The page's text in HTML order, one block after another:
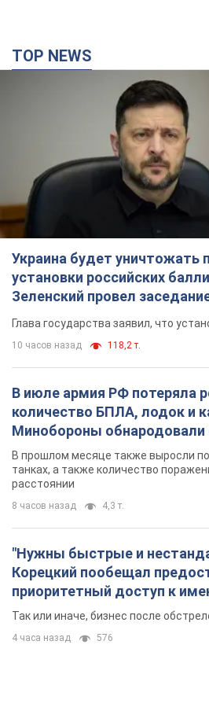
TOP NEWS
Украина будет уничтожать
установки российских
Зеленский провел
Глава государства заявил, что
10 часов назад 118,2 т.
В июле армия РФ потеряла
количество БПЛА, лодок и
Минобороны обнародовали
В прошлом месяце также выросли
танках, а также количество
расстоянии
8 часов назад 4,3 т.
"Нужны быстрые и
Корецкий пообещал
приоритетный доступ к
складским помещениям
Так или иначе, бизнес после
4 часа назад 576